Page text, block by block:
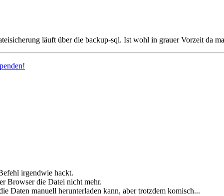
läuft über die backup-sql. Ist wohl in grauer Vorzeit da
irgendwie hackt.
Browser die Datei nicht mehr.
Daten manuell herunterladen kann, aber trotzdem komisch...